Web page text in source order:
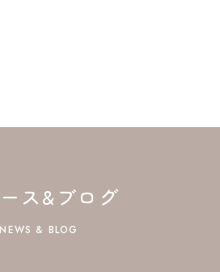
ス&ブログ
NEWS & BLOG